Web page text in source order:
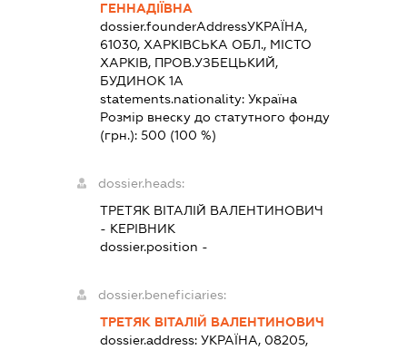
ГЕННАДІЇВНА
dossier.founderAddressУКРАЇНА,
61030, ХАРКІВСЬКА ОБЛ., МІСТО
ХАРКІВ, ПРОВ.УЗБЕЦЬКИЙ,
БУДИНОК 1А
statements.nationality:Україна
Розмір внеску до статутного фонду
(грн.):500 (100 %)
dossier.heads:
ТРЕТЯК ВІТАЛІЙ ВАЛЕНТИНОВИЧ
- КЕРІВНИК
dossier.position -
dossier.beneficiaries:
ТРЕТЯК ВІТАЛІЙ ВАЛЕНТИНОВИЧ
dossier.address:УКРАЇНА, 08205,